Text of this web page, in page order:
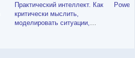
Практический интеллект. Как
критически мыслить,
моделировать ситуации,
Power